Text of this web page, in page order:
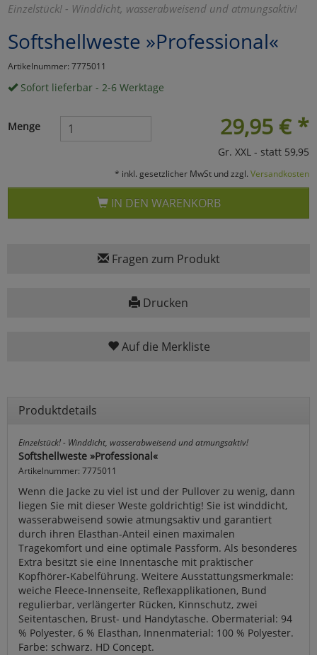
Einzelstück! - Winddicht, wasserabweisend und atmungsaktiv!
Softshellweste »Professional«
Artikelnummer: 7775011
Sofort lieferbar - 2-6 Werktage
29,95 € *
Menge
Gr. XXL - statt 59,95
* inkl. gesetzlicher MwSt und zzgl. Versandkosten
IN DEN WARENKORB
Fragen zum Produkt
Drucken
Auf die Merkliste
Produktdetails
Einzelstück! - Winddicht, wasserabweisend und atmungsaktiv!
Softshellweste »Professional«
Artikelnummer: 7775011
Wenn die Jacke zu viel ist und der Pullover zu wenig, dann
liegen Sie mit dieser Weste goldrichtig! Sie ist winddicht,
wasserabweisend sowie atmungsaktiv und garantiert
durch ihren Elasthan-Anteil einen maximalen
Tragekomfort und eine optimale Passform. Als besonderes
Extra besitzt sie eine Innentasche mit praktischer
Kopfhörer-Kabelführung. Weitere Ausstattungsmerkmale:
weiche Fleece-Innenseite, Reflexapplikationen, Bund
regulierbar, verlängerter Rücken, Kinnschutz, zwei
Seitentaschen, Brust- und Handytasche. Obermaterial: 94
% Polyester, 6 % Elasthan, Innenmaterial: 100 % Polyester.
Farbe: schwarz. HD Concept.
Umfragetools
Cookies
Alle Akzeptieren
Einstellungen speichern
zurückzu Haupptseite